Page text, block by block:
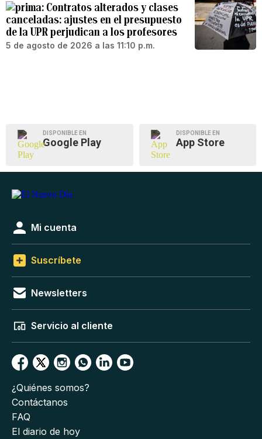
Contratos alterados y clases
canceladas: ajustes en el presupuesto
de la UPR perjudican a los profesores
5 de agosto de 2026 a las 11:10 p.m.
DISPONIBLE EN
Google Play
DISPONIBLE EN
App Store
Mi cuenta
Suscríbete
Newsletters
Servicio al cliente
¿Quiénes somos?
Contáctanos
FAQ
El diario de hoy